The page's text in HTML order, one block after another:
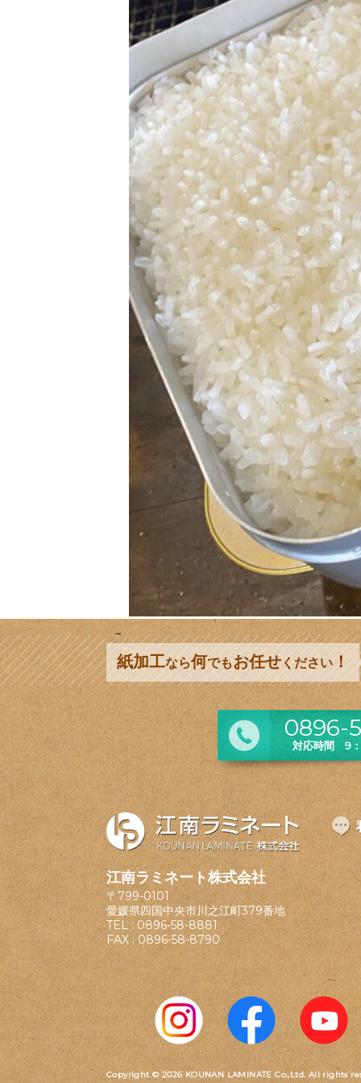
紙加工なら何でもお任せ ください ！
0896-
対応時間 9
江南ラミネート株式会社
〒799-0101
愛媛県四国中央市川之江町379番地
TEL : 0896-58-8881
FAX : 0896-58-8790
Copyright © 2026 KOUNAN LAMINATE Co.,Ltd. All rights